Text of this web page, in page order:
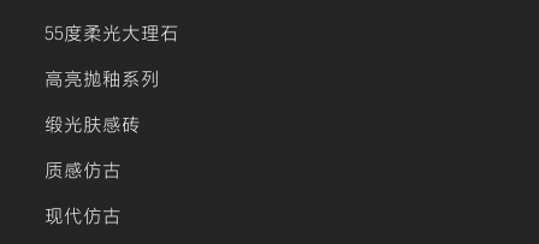
55度柔光大理石
高亮抛釉系列
缎光肤感砖
质感仿古
现代仿古